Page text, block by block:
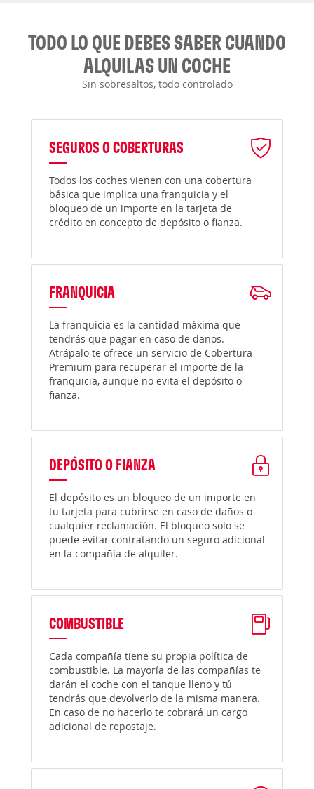
TODO LO QUE DEBES SABER CUANDO
ALQUILAS UN COCHE
Sin sobresaltos, todo controlado
SEGUROS O COBERTURAS
Todos los coches vienen con una cobertura
básica que implica una franquicia y el
bloqueo de un importe en la tarjeta de
crédito en concepto de depósito o fianza.
FRANQUICIA
La franquicia es la cantidad máxima que
tendrás que pagar en caso de daños.
Atrápalo te ofrece un servicio de Cobertura
Premium para recuperar el importe de la
franquicia, aunque no evita el depósito o
fianza.
DEPÓSITO O FIANZA
El depósito es un bloqueo de un importe en
tu tarjeta para cubrirse en caso de daños o
cualquier reclamación. El bloqueo solo se
puede evitar contratando un seguro adicional
en la compañía de alquiler.
COMBUSTIBLE
Cada compañía tiene su propia política de
combustible. La mayoría de las compañías te
darán el coche con el tanque lleno y tú
tendrás que devolverlo de la misma manera.
En caso de no hacerlo te cobrará un cargo
adicional de repostaje.